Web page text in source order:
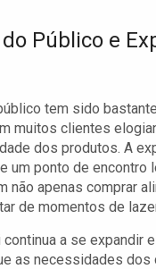
Público e
tem sido
muitos clientes
dos produtos. A
um ponto de encontro
não apenas comprar
de momentos de
a se expandir
as necessidades dos